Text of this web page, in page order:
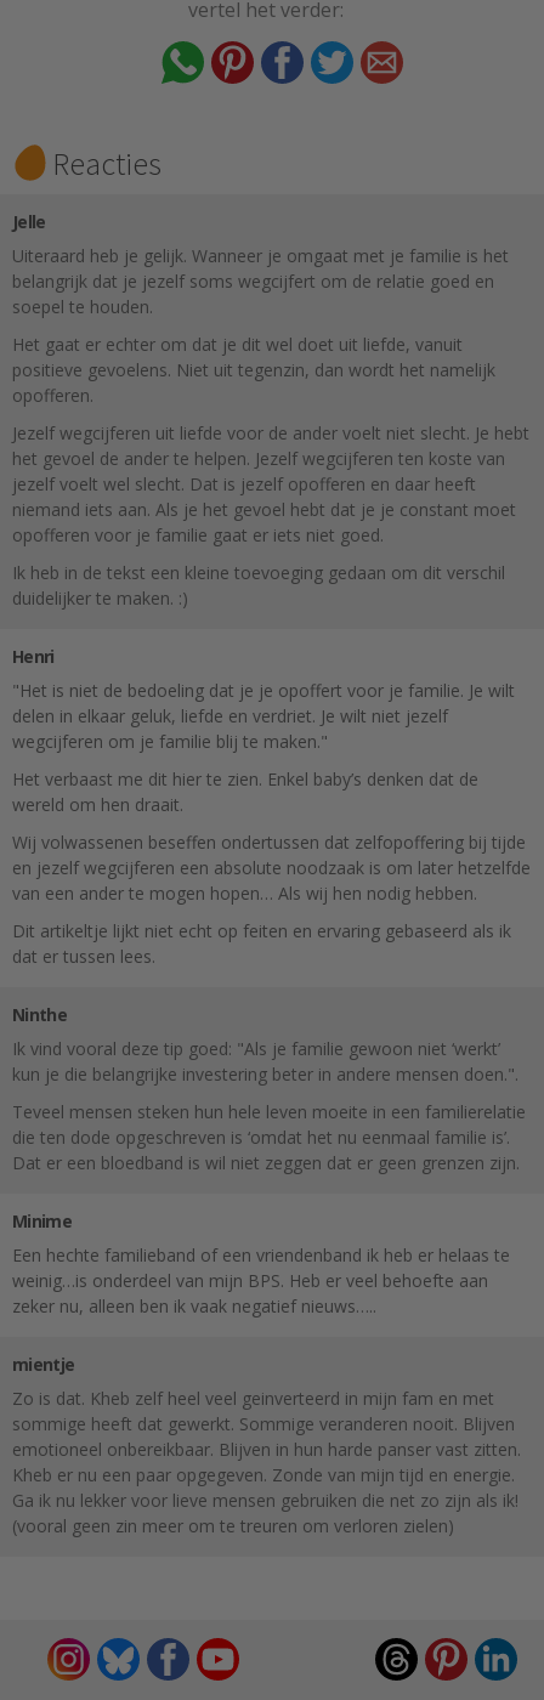
vertel het verder:
Reacties
Jelle
Uiteraard heb je gelijk. Wanneer je omgaat met je familie is het
belangrijk dat je jezelf soms wegcijfert om de relatie goed en
soepel te houden.
Het gaat er echter om dat je dit wel doet uit liefde, vanuit
positieve gevoelens. Niet uit tegenzin, dan wordt het namelijk
opofferen.
Jezelf wegcijferen uit liefde voor de ander voelt niet slecht. Je hebt
het gevoel de ander te helpen. Jezelf wegcijferen ten koste van
jezelf voelt wel slecht. Dat is jezelf opofferen en daar heeft
niemand iets aan. Als je het gevoel hebt dat je je constant moet
opofferen voor je familie gaat er iets niet goed.
Ik heb in de tekst een kleine toevoeging gedaan om dit verschil
duidelijker te maken. :)
Henri
"Het is niet de bedoeling dat je je opoffert voor je familie. Je wilt
delen in elkaar geluk, liefde en verdriet. Je wilt niet jezelf
wegcijferen om je familie blij te maken."
Het verbaast me dit hier te zien. Enkel baby’s denken dat de
wereld om hen draait.
Wij volwassenen beseffen ondertussen dat zelfopoffering bij tijde
en jezelf wegcijferen een absolute noodzaak is om later hetzelfde
van een ander te mogen hopen… Als wij hen nodig hebben.
Dit artikeltje lijkt niet echt op feiten en ervaring gebaseerd als ik
dat er tussen lees.
Ninthe
Ik vind vooral deze tip goed: "Als je familie gewoon niet ‘werkt’
kun je die belangrijke investering beter in andere mensen doen.".
Teveel mensen steken hun hele leven moeite in een familierelatie
die ten dode opgeschreven is ‘omdat het nu eenmaal familie is’.
Dat er een bloedband is wil niet zeggen dat er geen grenzen zijn.
Minime
Een hechte familieband of een vriendenband ik heb er helaas te
weinig…is onderdeel van mijn BPS. Heb er veel behoefte aan
zeker nu, alleen ben ik vaak negatief nieuws…..
mientje
Zo is dat. Kheb zelf heel veel geinverteerd in mijn fam en met
sommige heeft dat gewerkt. Sommige veranderen nooit. Blijven
emotioneel onbereikbaar. Blijven in hun harde panser vast zitten.
Kheb er nu een paar opgegeven. Zonde van mijn tijd en energie.
Ga ik nu lekker voor lieve mensen gebruiken die net zo zijn als ik!
(vooral geen zin meer om te treuren om verloren zielen)